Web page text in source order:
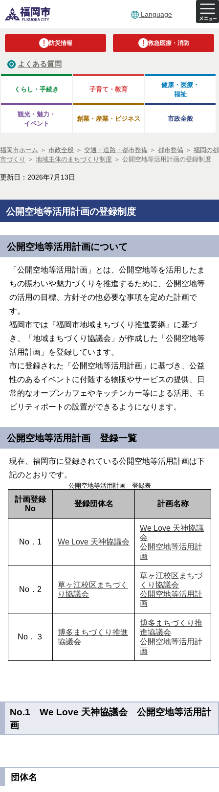
Language
防災情報 救急医療・消防
よくある質問
くらし・手続き 子育て・教育
健康・医療・
福祉
観光・魅力・
イベント
創業・産業・ビジネス 市政全般
福岡市ホーム ＞ 市政全般 ＞ 交通・道路・都市整備 ＞ 都市整備 ＞ 福岡の都
市づくり
＞ 地域主体のまちづくり制度 ＞ 公開空地等活用計画の登録制度
更新日：2026年7月13日
公開空地等活用計画の登録制度
公開空地等活用計画について
「公開空地等活用計画」とは、公開空地等を活用したま
ちの賑わいや魅力づくりを推進するために、公開空地等
の活用の目標、方針その他必要な事項を定めた計画で
す。
福岡市では『福岡市地域まちづくり推進要綱』に基づ
き、「地域まちづくり協議会」が作成した「公開空地等
活用計画」を登録しています。
市に登録された「公開空地等活用計画」に基づき、公益
性のあるイベントに付随する物販やサービスの提供、日
常的なオープンカフェやキッチンカー等による活用、モ
ビリティポートの設置ができるようになります。
公開空地等活用計画 登録一覧
現在、福岡市に登録されている公開空地等活用計画は下
記のとおりです。
公開空地等活用計画 登録表
計画登録
No
登録団体名 計画名称
No．1 We Love 天神協議会
We Love 天神協議
会
公開空地等活用計
画
No．2
草ヶ江校区まちづく
り協議会
草ヶ江校区まちづ
くり協議会
公開空地等活用計
画
No．３
博多まちづくり推進
協議会
博多まちづくり推
進協議会
公開空地等活用計
画
No.1 We Love 天神協議会 公開空地等活用計
画
団体名